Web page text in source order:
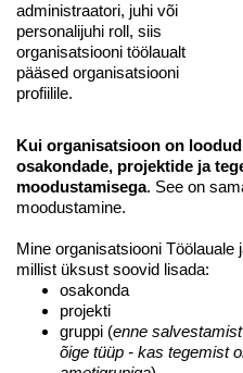
administraatori, juhi või
personalijuhi roll, siis
organisatsiooni töölaualt
pääsed organisatsiooni
profiilile.
Kui organisatsioon on
osakondade, projektide ja
moodustamisega. See on
moodustamine.
Mine organisatsiooni Töölauale
millist üksust soovid lisada:
osakonda
projekti
gruppi (enne
õige tüüp - kas tegemist